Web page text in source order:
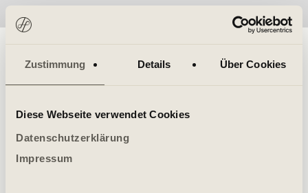
Zustimmung Details Über Cookies
Diese Webseite verwendet Cookies
Datenschutzerklärung
Impressum